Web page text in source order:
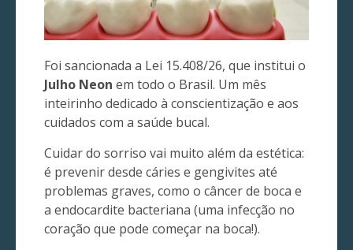
Foi sancionada a Lei 15.408/26, que institui o
Julho Neon em todo o Brasil. Um mês
inteirinho dedicado à conscientização e aos
cuidados com a saúde bucal.
Cuidar do sorriso vai muito além da estética:
é prevenir desde cáries e gengivites até
problemas graves, como o câncer de boca e
a endocardite bacteriana (uma infecção no
coração que pode começar na boca!).